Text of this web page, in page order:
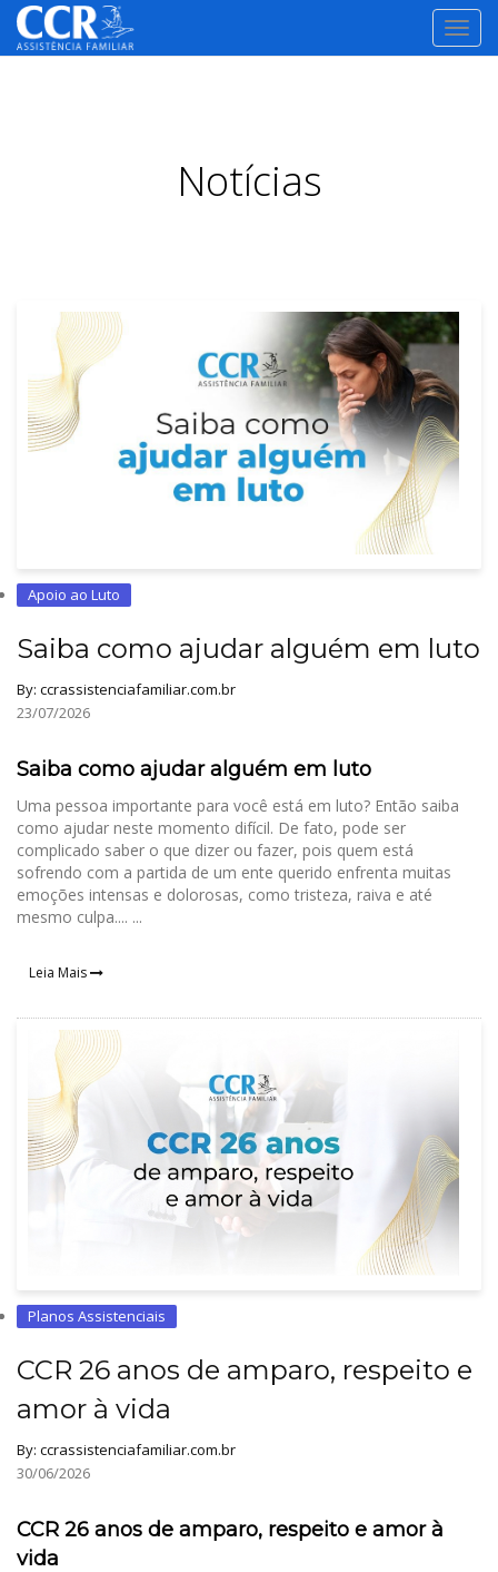
Notícias
Apoio ao Luto
Saiba como ajudar alguém em luto
By: ccrassistenciafamiliar.com.br
23/07/2026
Saiba como ajudar alguém em luto
Uma pessoa importante para você está em luto? Então saiba
como ajudar neste momento difícil. De fato, pode ser
complicado saber o que dizer ou fazer, pois quem está
sofrendo com a partida de um ente querido enfrenta muitas
emoções intensas e dolorosas, como tristeza, raiva e até
mesmo culpa.... ...
Leia Mais
Planos Assistenciais
CCR 26 anos de amparo, respeito e
amor à vida
By: ccrassistenciafamiliar.com.br
30/06/2026
CCR 26 anos de amparo, respeito e amor à
vida